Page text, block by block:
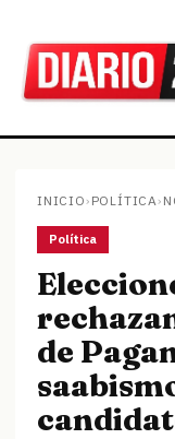
INICIO› POLÍTICA›
Política
de